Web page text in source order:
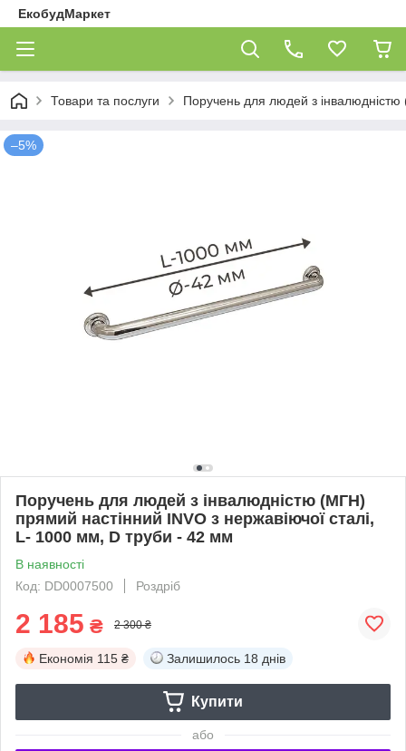
ЕкобудМаркет
Товари та послуги Поручень для людей з
–5%
Поручень для людей з інвалюдністю (МГН)
прямий настінний INVO з нержавіючої сталі,
L- 1000 мм, D труби - 42 мм
В наявності
Код: DD0007500
Роздріб
2 185 ₴ 2 300 ₴
Економія 115 ₴ Залишилось 18 днів
Купити
або